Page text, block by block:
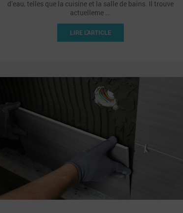
d’eau, telles que la cuisine et la salle de bains. Il trouve
actuelleme ...
LIRE L'ARTICLE